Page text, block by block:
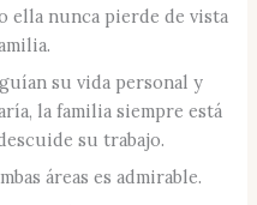
ella nunca pierde de vista
su vida personal y
la familia siempre está
su trabajo.
áreas es admirable.